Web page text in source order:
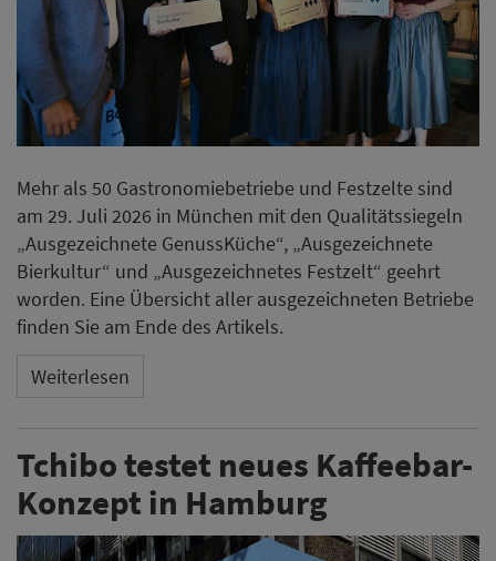
Mehr als 50 Gastronomiebetriebe und Festzelte sind
am 29. Juli 2026 in München mit den Qualitätssiegeln
„Ausgezeichnete GenussKüche“, „Ausgezeichnete
Bierkultur“ und „Ausgezeichnetes Festzelt“ geehrt
worden. Eine Übersicht aller ausgezeichneten Betriebe
finden Sie am Ende des Artikels.
Weiterlesen
Tchibo testet neues Kaffeebar-
Konzept in Hamburg